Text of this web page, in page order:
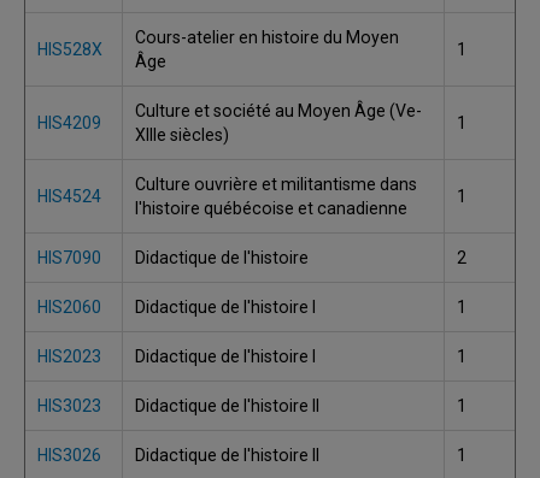
HIS528X
Cours-atelier en histoire du Moyen
Âge
1
HIS4209
Culture et société au Moyen Âge (Ve-
XIIIe siècles)
1
HIS4524
Culture ouvrière et militantisme dans
l'histoire québécoise et canadienne
1
HIS7090 Didactique de l'histoire 2
HIS2060 Didactique de l'histoire I 1
HIS2023 Didactique de l'histoire I 1
HIS3023 Didactique de l'histoire II 1
HIS3026 Didactique de l'histoire II 1